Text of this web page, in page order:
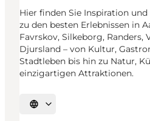
Hier finden Sie Inspiration
zu den besten Erlebnissen in
Favrskov, Silkeborg, Randers,
Djursland – von Kultur,
Stadtleben bis hin zu Natur,
einzigartigen Attraktionen.
Sprache auswählen